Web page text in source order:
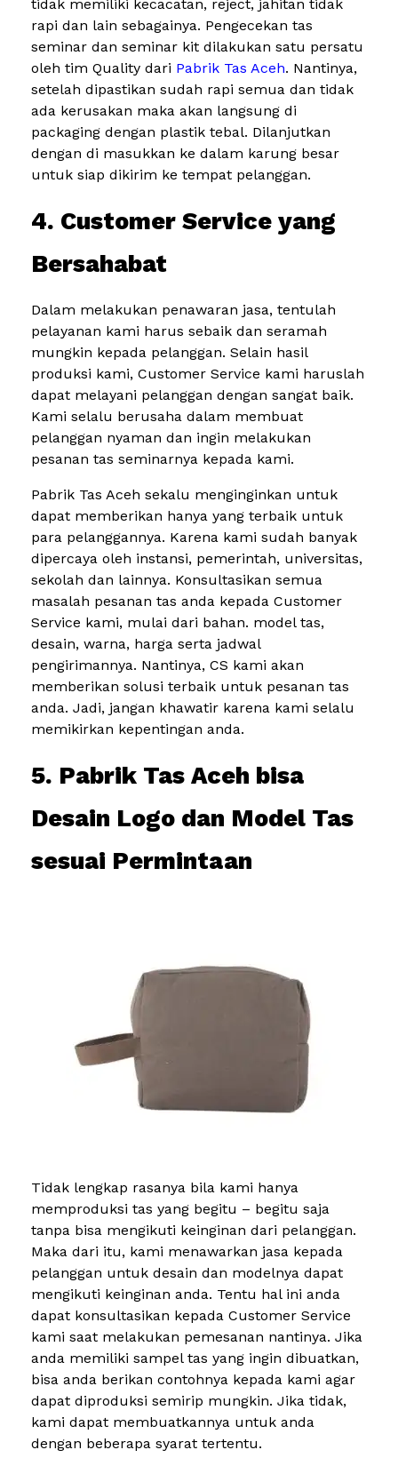
tidak memiliki kecacatan, reject, jahitan tidak
rapi dan lain sebagainya. Pengecekan tas
seminar dan seminar kit dilakukan satu persatu
oleh tim Quality dari Pabrik Tas Aceh. Nantinya,
setelah dipastikan sudah rapi semua dan tidak
ada kerusakan maka akan langsung di
packaging dengan plastik tebal. Dilanjutkan
dengan di masukkan ke dalam karung besar
untuk siap dikirim ke tempat pelanggan.
4. Customer Service yang
Bersahabat
Dalam melakukan penawaran jasa, tentulah
pelayanan kami harus sebaik dan seramah
mungkin kepada pelanggan. Selain hasil
produksi kami, Customer Service kami haruslah
dapat melayani pelanggan dengan sangat baik.
Kami selalu berusaha dalam membuat
pelanggan nyaman dan ingin melakukan
pesanan tas seminarnya kepada kami.
Pabrik Tas Aceh sekalu menginginkan untuk
dapat memberikan hanya yang terbaik untuk
para pelanggannya. Karena kami sudah banyak
dipercaya oleh instansi, pemerintah, universitas,
sekolah dan lainnya. Konsultasikan semua
masalah pesanan tas anda kepada Customer
Service kami, mulai dari bahan. model tas,
desain, warna, harga serta jadwal
pengirimannya. Nantinya, CS kami akan
memberikan solusi terbaik untuk pesanan tas
anda. Jadi, jangan khawatir karena kami selalu
memikirkan kepentingan anda.
5. Pabrik Tas Aceh bisa
Desain Logo dan Model Tas
sesuai Permintaan
Tidak lengkap rasanya bila kami hanya
memproduksi tas yang begitu – begitu saja
tanpa bisa mengikuti keinginan dari pelanggan.
Maka dari itu, kami menawarkan jasa kepada
pelanggan untuk desain dan modelnya dapat
mengikuti keinginan anda. Tentu hal ini anda
dapat konsultasikan kepada Customer Service
kami saat melakukan pemesanan nantinya. Jika
anda memiliki sampel tas yang ingin dibuatkan,
bisa anda berikan contohnya kepada kami agar
dapat diproduksi semirip mungkin. Jika tidak,
kami dapat membuatkannya untuk anda
dengan beberapa syarat tertentu.